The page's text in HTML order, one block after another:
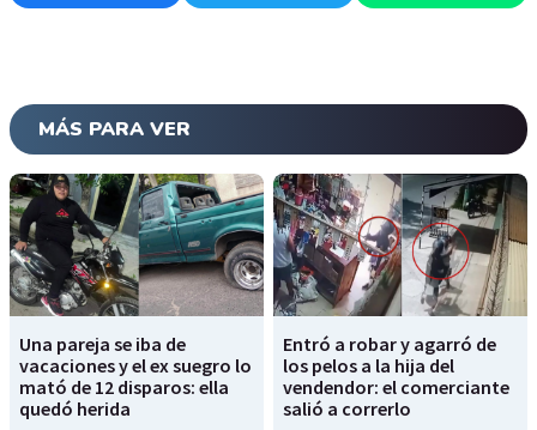
MÁS PARA VER
Una pareja se iba de
vacaciones y el ex suegro lo
mató de 12 disparos: ella
quedó herida
Entró a robar y agarró de
los pelos a la hija del
vendendor: el comerciante
salió a correrlo